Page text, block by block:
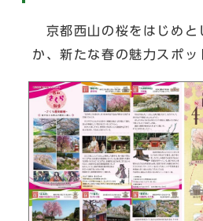
京都西山の桜をはじめと
か、新たな春の魅力スポッ